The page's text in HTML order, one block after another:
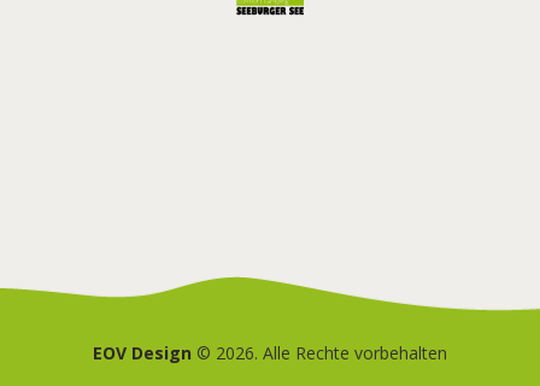
EOV Design © 2026. Alle Rechte vorbehalten